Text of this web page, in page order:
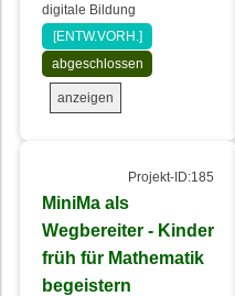
digitale Bildung
[ENTW.VORH.]
abgeschlossen
anzeigen
Projekt-ID:185
MiniMa als
Wegbereiter - Kinder
früh für Mathematik
begeistern